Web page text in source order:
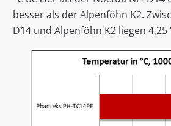
besser als der Alpenföhn K2.
D14 und Alpenföhn K2 liegen 4,25